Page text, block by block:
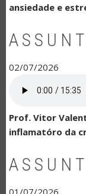
ansiedade e
02/07/2026
Prof. Vitor
inflamatóro da
01/07/2026